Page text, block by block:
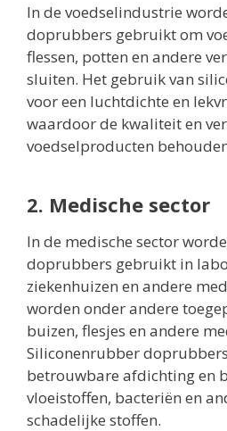
In de voedselindustrie
doprubbers gebruikt om
flessen, potten en andere
sluiten. Het gebruik van
voor een luchtdichte en
waardoor de kwaliteit en
voedselproducten
2. Medische sector
In de medische sector
doprubbers gebruikt in
ziekenhuizen en andere
worden onder andere
buizen, flesjes en andere
Siliconenrubber
betrouwbare afdichting en
vloeistoffen, bacteriën en
schadelijke stoffen.